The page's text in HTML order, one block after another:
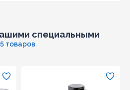
специальными
товаров